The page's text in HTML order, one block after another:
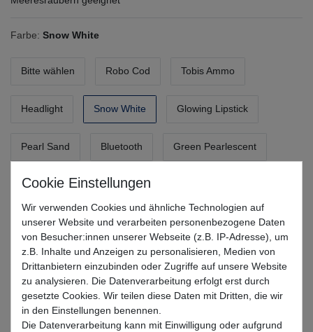
Farbe: Snow White
Bitte wählen Robo Cod Tobis Ammo
Headlight Snow White Glowing Lipstick
Pearl Sand Bluetooth Green Pearlescent
8,09 EUR*
* inkl. MwSt. zzgl.Versandkosten
Lieferzeit 1-3 Tage (Deutschland); 3-7 Tage (Ausland)
Informationen zur Berechnung des Liefertermins hier
Nur noch 4 Stück verfügbar
Wir verwenden Cookies und ähnliche Technologien auf
unserer Website und verarbeiten personenbezogene Daten
von Besucher:innen unserer Webseite (z.B. IP-Adresse), um
z.B. Inhalte und Anzeigen zu personalisieren, Medien von
Drittanbietern einzubinden oder Zugriffe auf unsere Website
zu analysieren. Die Datenverarbeitung erfolgt erst durch
gesetzte Cookies. Wir teilen diese Daten mit Dritten, die wir
in den Einstellungen benennen.
Die Datenverarbeitung kann mit Einwilligung oder aufgrund